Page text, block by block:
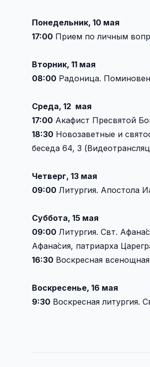
Понедельник, 10 мая
17:00 Прием по личным
Вторник, 11 мая
08:00 Радоница.
Среда, 12 мая
17:00 Акафист Пресвятой
18:30 Новозаветные и
беседа 64, 3
Четверг, 13 мая
09:00 Литургия. Апостола
Суббота, 15 мая
09:00 Литургия. Свт.
Афана́сия, патриарха
16:30 Воскресная
Воскресенье, 16 мая
9:30 Воскресная